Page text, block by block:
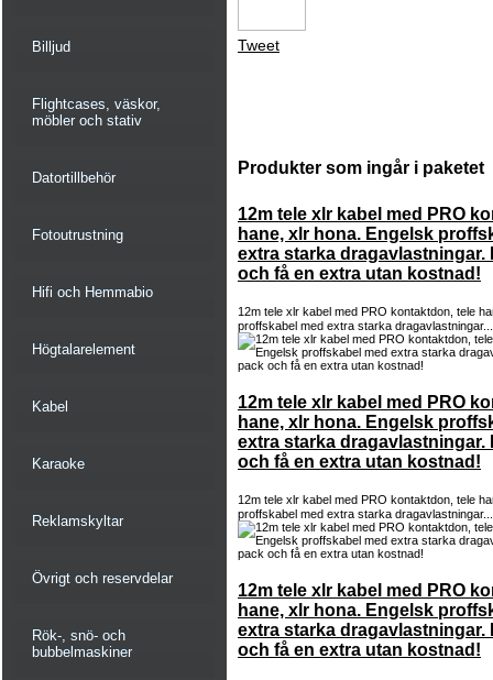
Billjud
Flightcases, väskor,
möbler och stativ
Datortillbehör
Fotoutrustning
Hifi och Hemmabio
Högtalarelement
Kabel
Karaoke
Reklamskyltar
Övrigt och reservdelar
Rök-, snö- och
bubbelmaskiner
Tweet
Produkter som ingår i paketet
12m tele xlr kabel med PRO
hane, xlr hona. Engelsk
extra starka dragavlastningar.
och få en extra utan kostnad!
12m tele xlr kabel med PRO kontaktdon, tele
proffskabel med extra starka
12m tele xlr kabel med PRO
hane, xlr hona. Engelsk
extra starka dragavlastningar.
och få en extra utan kostnad!
12m tele xlr kabel med PRO kontaktdon, tele
proffskabel med extra starka
12m tele xlr kabel med PRO
hane, xlr hona. Engelsk
extra starka dragavlastningar.
och få en extra utan kostnad!